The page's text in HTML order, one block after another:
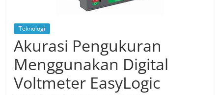
Teknologi
Akurasi Pengukuran
Menggunakan Digital
Voltmeter EasyLogic